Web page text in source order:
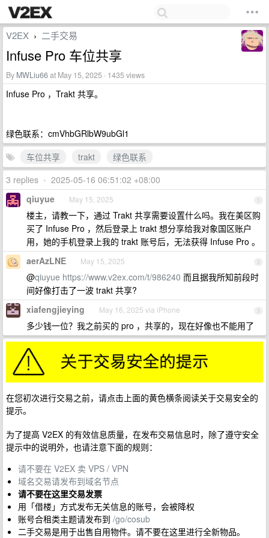
V2EX › 二手交易
Infuse Pro 车位共享
By MWLiu66at May 15, 2025 · 1435 views
Infuse Pro ，Trakt 共享。
绿色联系：cmVhbGRlbW9ubGl1
车位共享
trakt
绿色联系
3 replies • 2025-05-16 06:51:02 +08:00
1
qiuyue May 15, 2025
楼主，请教一下，通过 Trakt 共享需要设置什么吗。我在美区购
买了 Infuse Pro ，然后登录上 trakt 想分享给我对象国区账户
用，她的手机登录上我的 trakt 账号后，无法获得 Infuse Pro 。
2
aerAzLNE May 15, 2025
@qiuyue https://www.v2ex.com/t/986240 而且据我所知前段时
间好像打击了一波 trakt 共享?
3
xiafengjieying May 16, 2025 via iPhone
多少钱一位？我之前买的 pro ，共享的，现在好像也不能用了
在您初次进行交易之前，请点击上面的黄色横条阅读关于交易安全的
提示。
为了提高 V2EX 的有效信息质量，在发布交易信息时，除了遵守安全
提示中的说明外，也请注意下面的规则：
请不要在 V2EX 卖 VPS / VPN
域名交易请发布到域名节点
请不要在这里交易发票
用「借楼」方式发布无关信息的账号，会被降权
账号合租类主题请发布到 /go/cosub
二手交易是用于出售自用物件。请不要在这里进行全新物品。